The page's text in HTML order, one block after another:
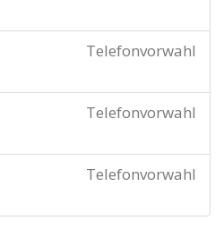
Telefonvorwahl
Telefonvorwahl
Telefonvorwahl